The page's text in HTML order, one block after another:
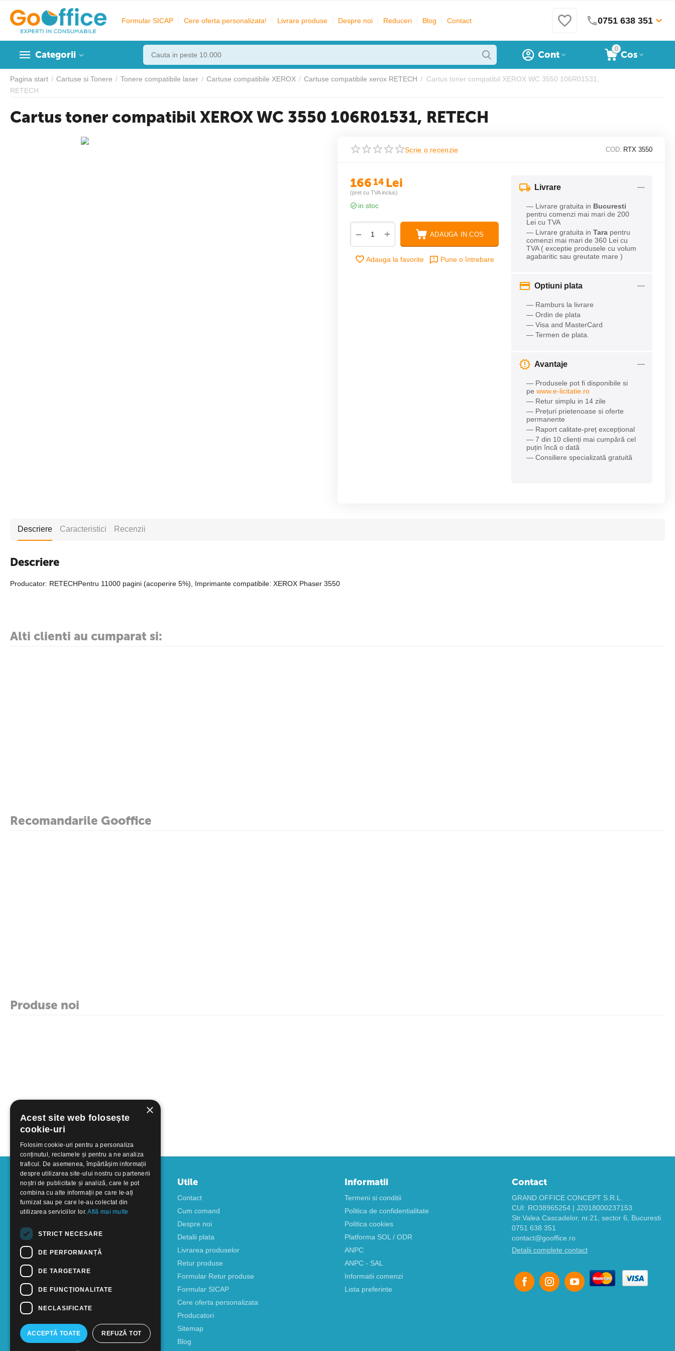
Formular SICAP Cere oferta personalizata! Livrare produse Despre noi Reduceri Blog Contact 0751 638 351
Categorii
0
Cos
Cont
Pagina start / Cartuse si Tonere / Tonere compatibile laser / Cartuse compatibile XEROX / Cartuse compatibile xerox RETECH / Cartus toner compatibil XEROX WC 3550 106R01531,
RETECH
Cartus toner compatibil XEROX WC 3550 106R01531, RETECH
Scrie o recenzie COD: RTX 3550
16614 Lei
(pret cu TVA inclus)
in stoc
+
− ADAUGA IN COS
Adauga la favorite Pune o întrebare
Livrare
— Livrare gratuita in Bucuresti
pentru comenzi mai mari de 200
Lei cu TVA
— Livrare gratuita in Tara pentru
comenzi mai mari de 360 Lei cu
TVA ( exceptie produsele cu volum
agabaritic sau greutate mare )
Optiuni plata
— Ramburs la livrare
— Ordin de plata
— Visa and MasterCard
— Termen de plata.
Avantaje
— Produsele pot fi disponibile si
pe www.e-licitatie.ro
— Retur simplu in 14 zile
— Prețuri prietenoase si oferte
permanente
— Raport calitate-preț excepțional
— 7 din 10 clienți mai cumpără cel
puțin încă o dată
— Consiliere specializată gratuită
Descriere Caracteristici Recenzii
Descriere
Producator: RETECHPentru 11000 pagini (acoperire 5%), Imprimante compatibile: XEROX Phaser 3550
Alti clienti au cumparat si:
Recomandarile Gooffice
Produse noi
Contul meu
Creati cont
Utile
Contact
Cum comand
Despre noi
Detalii plata
Livrarea produselor
Retur produse
Formular Retur produse
Formular SICAP
Cere oferta personalizata
Producatori
Sitemap
Blog
Informatii
Termeni si conditii
Politica de confidentialitate
Politica cookies
Platforma SOL / ODR
ANPC
ANPC - SAL
Informatii comenzi
Lista preferinte
Contact
GRAND OFFICE CONCEPT S.R.L.
CUI: RO38965254 | J2018000237153
Str.Valea Cascadelor, nr.21, sector 6, Bucuresti
0751 638 351
contact@gooffice.ro
Detalii complete contact
×
Acest site web folosește
cookie-uri
Folosim cookie-uri pentru a personaliza
conținutul, reclamele și pentru a ne analiza
traficul. De asemenea, împărtășim informații
despre utilizarea site-ului nostru cu partenerii
noștri de publicitate și analiză, care le pot
combina cu alte informații pe care le-ați
furnizat sau pe care le-au colectat din
utilizarea serviciilor lor.Află mai multe
STRICT NECESARE
DE PERFORMANȚĂ
DE TARGETARE
DE FUNCŢIONALITATE
NECLASIFICATE
ACCEPTĂ TOATE REFUZĂ TOT